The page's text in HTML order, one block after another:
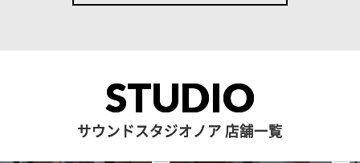
STUDIO
サウンドスタジオノア 店舗一覧